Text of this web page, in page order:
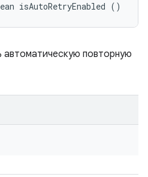
isAutoRetryEnabled ()
автоматическую повторную